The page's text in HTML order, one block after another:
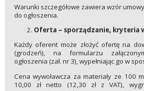
Warunki szczegółowe zawiera wzór
do ogłoszenia.
Oferta – sporządzanie, kryteria
Każdy oferent może złożyć ofertę na
(grodzeń), na formularzu
ogłoszenia (zał. nr 3), wypełniając go w
Cena wywoławcza za materiały ze 100
10,00 zł netto (12,30 zł z VAT),